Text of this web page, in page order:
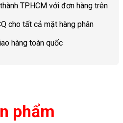
TP.HCM với đơn hàng trên
cho tất cả mặt hàng phân
hàng toàn quốc
phẩm